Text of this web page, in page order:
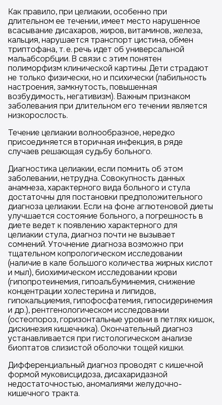
Как правило, при целиакии, особенно при
длительном ее течении, имеет место нарушенное
всасывание дисахаров, жиров, витаминов, железа,
кальция, нарушается транспорт цистина, обмен
триптофана, т. е. речь идет об универсальной
мальабсорбции. В связи с этим понятен
полиморфизм клинической картины. Дети страдают
не только физически, но и психически (лабильность
настроения, замкнутость, повышенная
возбудимость, негативизм). Важным признаком
заболевания при длительном его течении является
низкорослость.
Течение целиакии волнообразное, нередко
присоединяется вторичная инфекция, в ряде
случаев решающая судьбу больного.
Диагностика целиакии, если помнить об этом
заболевании, нетрудна. Совокупность данных
анамнеза, характерного вида больного и стула
достаточны для постановки предположительного
диагноза целиакии. Если на фоне аглютеновой диеты
улучшается состояние больного, а погрешность в
диете ведет к появлению характерного для
целиакии стула, диагноз почти не вызывает
сомнений. Уточнение диагноза возможно при
тщательном копрологическом исследовании
(наличие в кале большого количества жирных кислот
и мыл), биохимическом исследовании крови
(гипопротеинемия, гипоальбуминемия, снижение
концентрации холестерина и липидов,
гипокальциемия, гипофосфатемия, гипосидеринемия
и др.), рентгенологическом исследовании
(остеопороз, горизонтальные уровни в петлях кишок,
дискинезия кишечника). Окончательный диагноз
устанавливается при гистологическом анализе
биоптатов слизистой оболочки тощей кишки.
Дифференциальный диагноз проводят с кишечной
формой муковисцидоза, дисахаридазной
недостаточностью, аномалиями желудочно-
кишечного тракта.